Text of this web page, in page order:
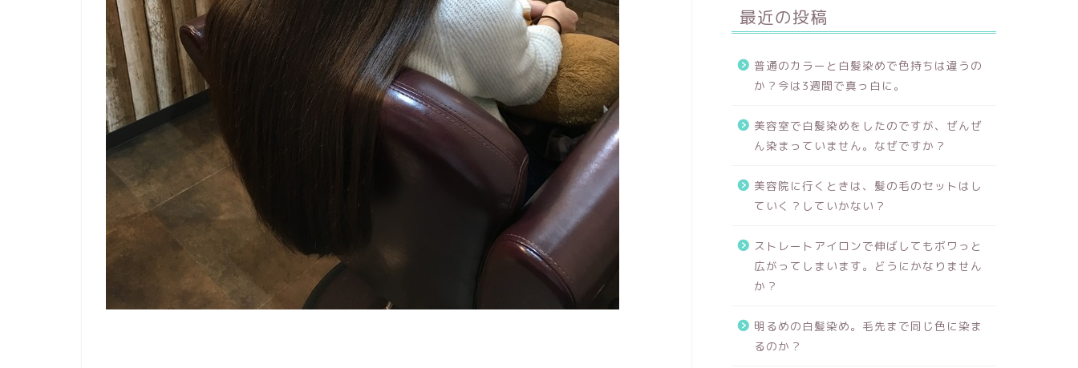
最近の投稿
普通のカラーと白髪染めで色持ちは違うの
か？今は3週間で真っ白に。
美容室で白髪染めをしたのですが、ぜんぜ
ん染まっていません。なぜですか？
美容院に行くときは、髪の毛のセットはし
ていく？していかない？
ストレートアイロンで伸ばしてもボワっと
広がってしまいます。どうにかなりません
か？
明るめの白髪染め。毛先まで同じ色に染ま
るのか？